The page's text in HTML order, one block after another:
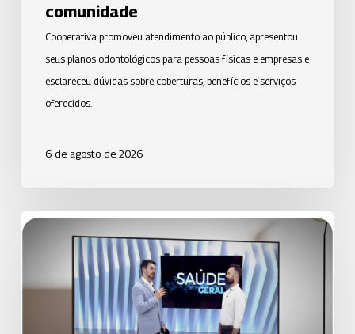
comunidade
Cooperativa promoveu atendimento ao público, apresentou
seus planos odontológicos para pessoas físicas e empresas e
esclareceu dúvidas sobre coberturas, benefícios e serviços
oferecidos.
6 de agosto de 2026
Uniodonto
orienta
população